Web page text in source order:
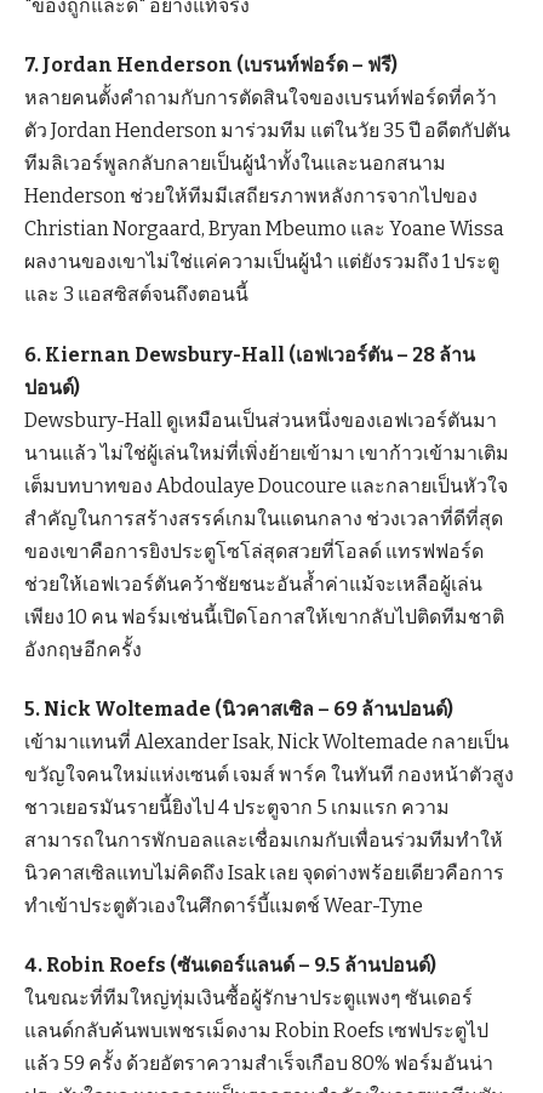
"ของถูกและดี" อย่างแท้จริง
7. Jordan Henderson (เบรนท์ฟอร์ด – ฟรี)
หลายคนตั้งคำถามกับการตัดสินใจของเบรนท์ฟอร์ดที่คว้า
ตัว Jordan Henderson มาร่วมทีม แต่ในวัย 35 ปี อดีตกัปตัน
ทีมลิเวอร์พูลกลับกลายเป็นผู้นำทั้งในและนอกสนาม
Henderson ช่วยให้ทีมมีเสถียรภาพหลังการจากไปของ
Christian Norgaard, Bryan Mbeumo และ Yoane Wissa
ผลงานของเขาไม่ใช่แค่ความเป็นผู้นำ แต่ยังรวมถึง 1 ประตู
และ 3 แอสซิสต์จนถึงตอนนี้
6. Kiernan Dewsbury-Hall (เอฟเวอร์ตัน – 28 ล้าน
ปอนด์)
Dewsbury-Hall ดูเหมือนเป็นส่วนหนึ่งของเอฟเวอร์ตันมา
นานแล้ว ไม่ใช่ผู้เล่นใหม่ที่เพิ่งย้ายเข้ามา เขาก้าวเข้ามาเติม
เต็มบทบาทของ Abdoulaye Doucoure และกลายเป็นหัวใจ
สำคัญในการสร้างสรรค์เกมในแดนกลาง ช่วงเวลาที่ดีที่สุด
ของเขาคือการยิงประตูโซโล่สุดสวยที่โอลด์ แทรฟฟอร์ด
ช่วยให้เอฟเวอร์ตันคว้าชัยชนะอันล้ำค่าแม้จะเหลือผู้เล่น
เพียง 10 คน ฟอร์มเช่นนี้เปิดโอกาสให้เขากลับไปติดทีมชาติ
อังกฤษอีกครั้ง
5. Nick Woltemade (นิวคาสเซิล – 69 ล้านปอนด์)
เข้ามาแทนที่ Alexander Isak, Nick Woltemade กลายเป็น
ขวัญใจคนใหม่แห่งเซนต์ เจมส์ พาร์ค ในทันที กองหน้าตัวสูง
ชาวเยอรมันรายนี้ยิงไป 4 ประตูจาก 5 เกมแรก ความ
สามารถในการพักบอลและเชื่อมเกมกับเพื่อนร่วมทีมทำให้
นิวคาสเซิลแทบไม่คิดถึง Isak เลย จุดด่างพร้อยเดียวคือการ
ทำเข้าประตูตัวเองในศึกดาร์บี้แมตช์ Wear-Tyne
4. Robin Roefs (ซันเดอร์แลนด์ – 9.5 ล้านปอนด์)
ในขณะที่ทีมใหญ่ทุ่มเงินซื้อผู้รักษาประตูแพงๆ ซันเดอร์
แลนด์กลับค้นพบเพชรเม็ดงาม Robin Roefs เซฟประตูไป
แล้ว 59 ครั้ง ด้วยอัตราความสำเร็จเกือบ 80% ฟอร์มอันน่า